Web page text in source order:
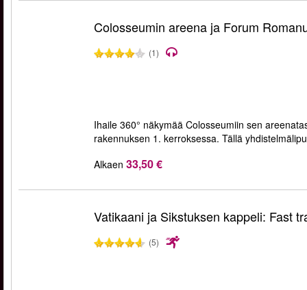
Colosseumin areena ja Forum
(1)
Ihaile 360° näkymää Colosseumiin sen
rakennuksen 1. kerroksessa. Tällä
Alkaen 33,50 €
Vatikaani ja Sikstuksen kappeli: Fast
(5)